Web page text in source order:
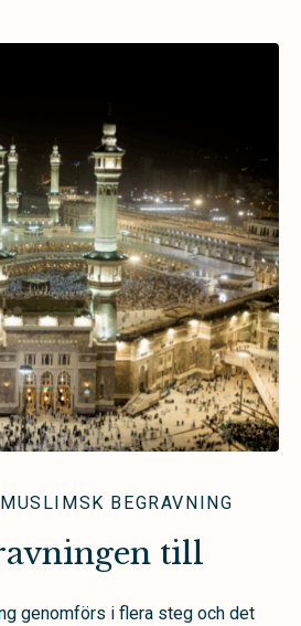
BEGRAVNING
till
genomförs i flera steg och det